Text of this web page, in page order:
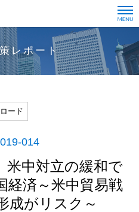
レポート
ード
014
米中対立の緩和で
経済～米中貿易戦
成がリスク～